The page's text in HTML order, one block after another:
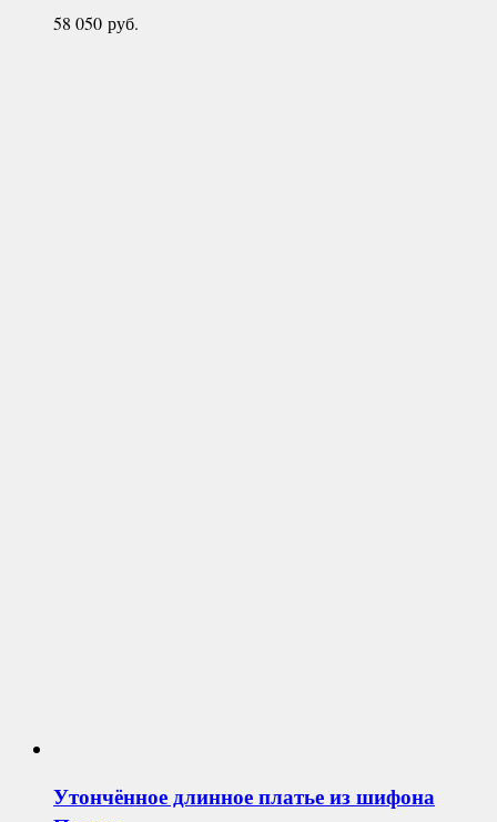
58 050 руб.
Утончённое длинное платье из шифона